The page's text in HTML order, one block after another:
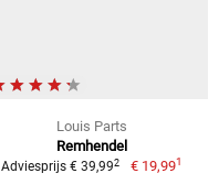
Louis Parts
Remhendel
Adviesprijs € 39,992 € 19,991